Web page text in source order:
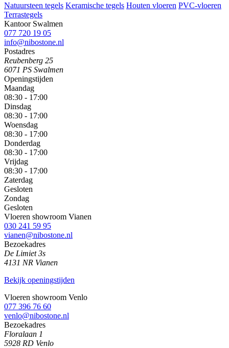
Natuursteen tegels Keramische tegels Houten vloeren PVC-vloeren
Terrastegels
Kantoor Swalmen
077 720 19 05
info@nibostone.nl
Postadres
Reubenberg 25
6071 PS Swalmen
Openingstijden
Maandag
08:30 - 17:00
Dinsdag
08:30 - 17:00
Woensdag
08:30 - 17:00
Donderdag
08:30 - 17:00
Vrijdag
08:30 - 17:00
Zaterdag
Gesloten
Zondag
Gesloten
Vloeren showroom Vianen
030 241 59 95
vianen@nibostone.nl
Bezoekadres
De Limiet 3s
4131 NR Vianen
Bekijk openingstijden
Vloeren showroom Venlo
077 396 76 60
venlo@nibostone.nl
Bezoekadres
Floralaan 1
5928 RD Venlo